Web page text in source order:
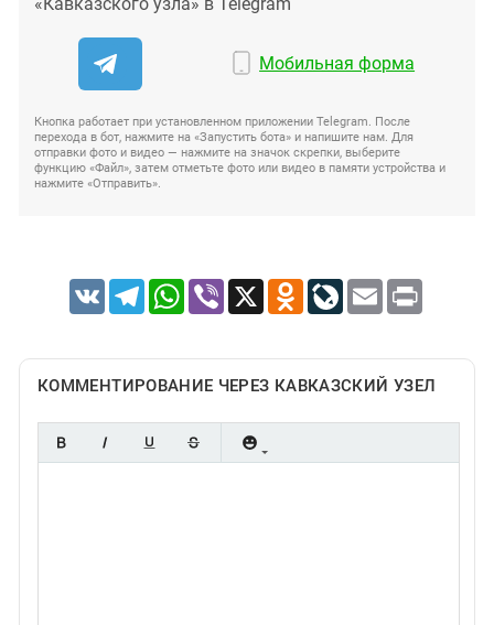
Мобильная форма
Кнопка работает при установленном приложении Telegram. После
перехода в бот, нажмите на «Запустить бота» и напишите нам. Для
отправки фото и видео — нажмите на значок скрепки, выберите
функцию «Файл», затем отметьте фото или видео в памяти устройства и
нажмите «Отправить».
VK TelegramWhatsApp
Viber X Odnoklassniki
LiveJournal
Email Print
КОММЕНТИРОВАНИЕ ЧЕРЕЗ КАВКАЗСКИЙ УЗЕЛ